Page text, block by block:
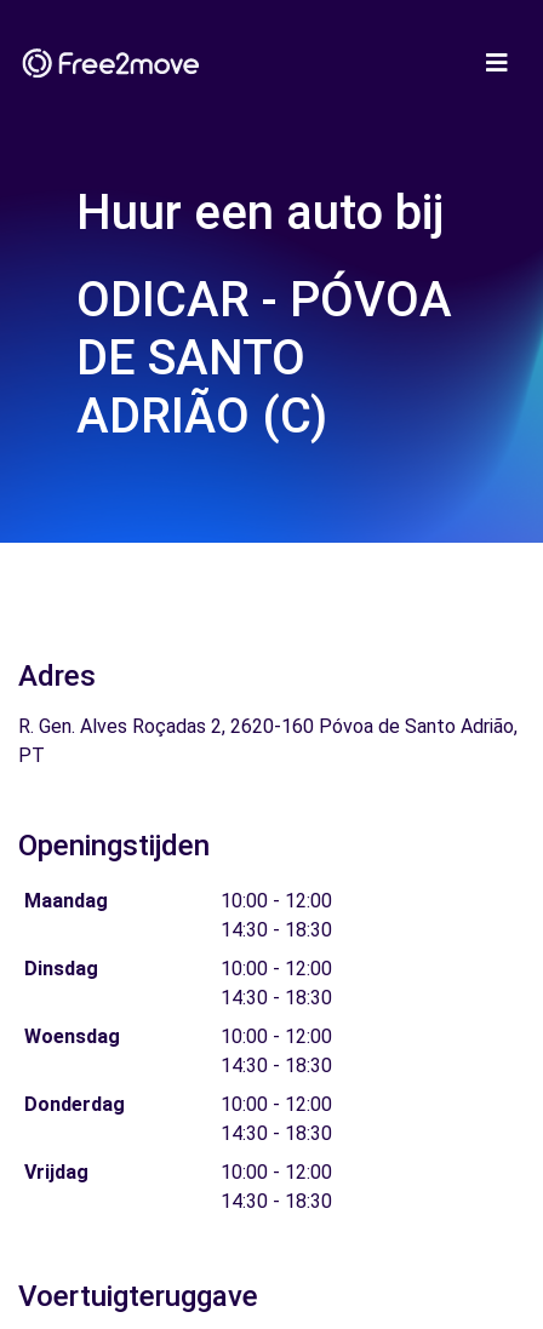
Huur een auto bij
ODICAR - PÓVOA
DE SANTO
ADRIÃO (C)
Adres
R. Gen. Alves Roçadas 2, 2620-160 Póvoa de Santo Adrião,
PT
Openingstijden
Maandag
10:00 - 12:00
14:30 - 18:30
Dinsdag
10:00 - 12:00
14:30 - 18:30
Woensdag
10:00 - 12:00
14:30 - 18:30
Donderdag
10:00 - 12:00
14:30 - 18:30
Vrijdag
10:00 - 12:00
14:30 - 18:30
Voertuigteruggave